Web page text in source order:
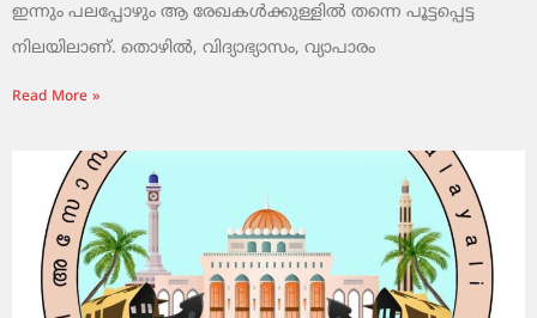
ഇന്നും പലപ്പോഴും ആ രേഖകൾക്കുള്ളിൽ തന്നെ പൂട്ടപ്പെട്ട
നിലയിലാണ്. തൊഴിൽ, വിദ്യാഭ്യാസം, വ്യാപാരം
Read More »